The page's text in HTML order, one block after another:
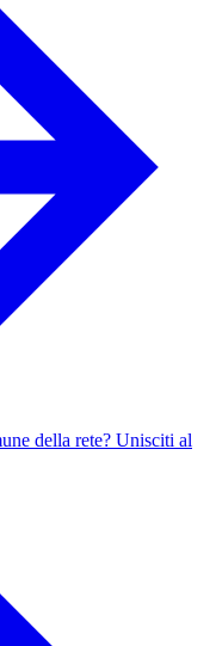
della rete? Unisciti al